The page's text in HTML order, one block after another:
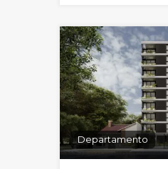
Departamento